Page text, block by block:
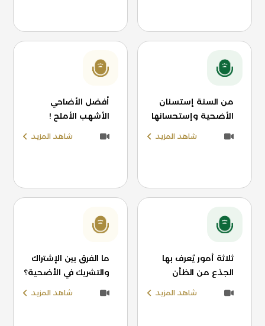
من السنة إستسنان
الأضحية وإستحسانها
شاهد المزيد
أفضل الأضاحي
الأشهب الأملح !
شاهد المزيد
ثلاثة أمور يُعرف بها
الجذع من الظأن
شاهد المزيد
ما الفرق بين الإشتراك
والتشريك في الأضحية؟
شاهد المزيد